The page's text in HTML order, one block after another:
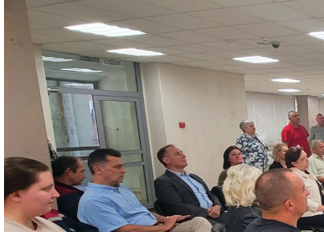
работников
зарубежных коллег
сотрудничество
развитие
политика ФГУП «РАДОН»
НПК – Сергиево-
Северо-
Приволжский
Уральский
Уральский